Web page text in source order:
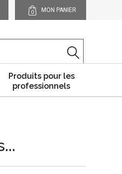
0 MON PANIER
Produits pour les
professionnels